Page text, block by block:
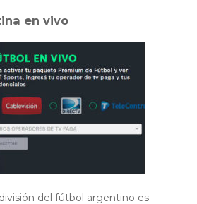
en vivo
del fútbol argentino es